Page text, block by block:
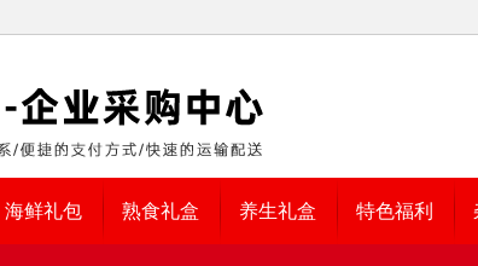
海鲜礼包 熟食礼盒 养生礼盒 特色福利